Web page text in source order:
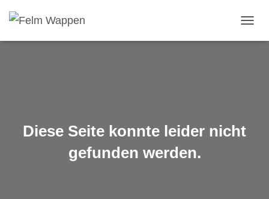
Diese Seite konnte leider nicht
gefunden werden.